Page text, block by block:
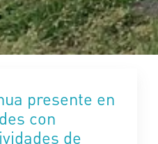
presente en
con
de